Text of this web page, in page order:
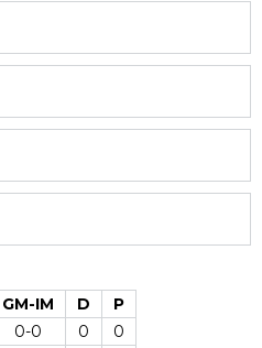
GM-IM D
P
0-0 0
0